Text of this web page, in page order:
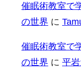
催眠術教室で
の世界 に
催眠術教室で
の世界 に 平